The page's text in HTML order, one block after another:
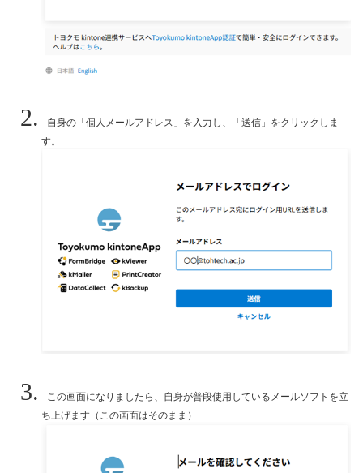
自身の「個人メールアドレス」を入力し、「送信」をクリックしま
す。
この画面になりましたら、自身が普段使用しているメールソフトを立
ち上げます（この画面はそのまま）